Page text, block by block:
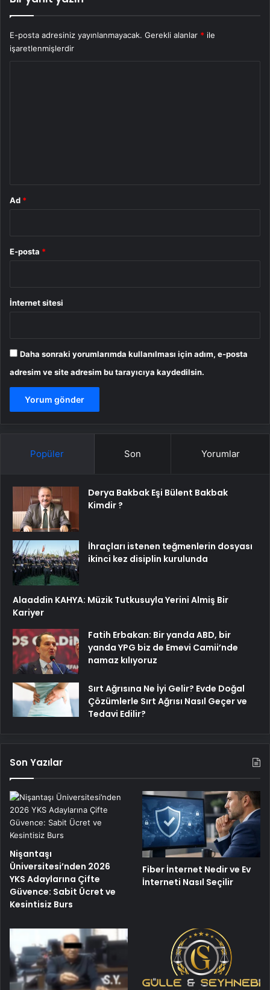
E-posta adresiniz yayınlanmayacak. Gerekli alanlar * ile
işaretlenmişlerdir
Ad *
E-posta *
İnternet sitesi
Daha sonraki yorumlarımda kullanılması için adım, e-posta
adresim ve site adresim bu tarayıcıya kaydedilsin.
Popüler Son Yorumlar
Derya Bakbak Eşi Bülent Bakbak
Kimdir ?
İhraçları istenen teğmenlerin dosyası
ikinci kez disiplin kurulunda
Alaaddin KAHYA: Müzik Tutkusuyla Yerini Almiş Bir
Kariyer
Fatih Erbakan: Bir yanda ABD, bir
yanda YPG biz de Emevi Camii’nde
namaz kılıyoruz
Sırt Ağrısına Ne İyi Gelir? Evde Doğal
Çözümlerle Sırt Ağrısı Nasıl Geçer ve
Tedavi Edilir?
Son Yazılar
Nişantaşı
Üniversitesi’nden 2026
YKS Adaylarına Çifte
Güvence: Sabit Ücret ve
Kesintisiz Burs
Fiber İnternet Nedir ve Ev
İnterneti Nasıl Seçilir